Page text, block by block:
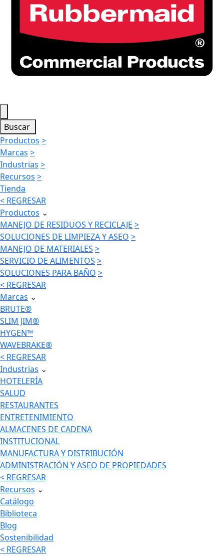
Buscar
Productos >
Marcas >
Industrias >
Recursos >
Tienda
< REGRESAR
Productos ⌄
MANEJO DE RESIDUOS Y RECICLAJE >
SOLUCIONES DE LIMPIEZA Y ASEO >
MANEJO DE MATERIALES >
SERVICIO DE ALIMENTOS >
SOLUCIONES PARA BAÑO >
< REGRESAR
Marcas ⌄
BRUTE®
SLIM JIM®
HYGEN™
WAVEBRAKE®
< REGRESAR
Industrias ⌄
HOTELERÍA
SALUD
RESTAURANTES
ENTRETENIMIENTO
ALMACENES DE CADENA
INSTITUCIONAL
MANUFACTURA Y DISTRIBUCIÓN
ADMINISTRACIÓN Y ASEO DE PROPIEDADES
< REGRESAR
Recursos ⌄
Catálogo
Biblioteca
Blog
Sostenibilidad
< REGRESAR